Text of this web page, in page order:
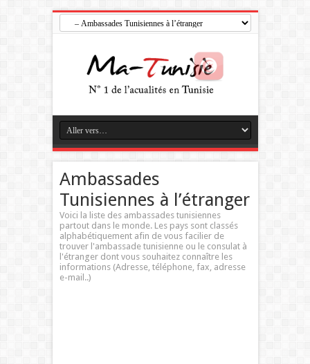
Ambassades
Tunisiennes à l’étranger
Voici la liste des ambassades tunisiennes
partout dans le monde. Les pays sont classés
alphabétiquement afin de vous facilier de
trouver l'ambassade tunisienne ou le consulat à
l'étranger dont vous souhaitez connaître les
informations (Adresse, téléphone, fax, adresse
e-mail..)